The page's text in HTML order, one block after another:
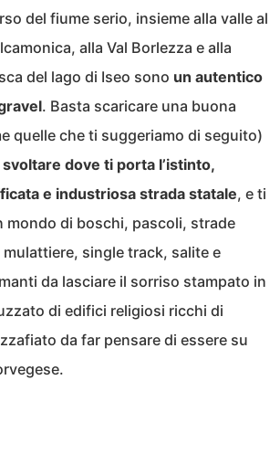
del fiume serio, insieme alla valle al
alla Val Borlezza e alla
del lago di Iseo sono un autentico
. Basta scaricare una buona
quelle che ti suggeriamo di seguito)
svoltare dove ti porta l’istinto,
e industriosa strada statale, e ti
mondo di boschi, pascoli, strade
single track, salite e
da lasciare il sorriso stampato in
di edifici religiosi ricchi di
da far pensare di essere su